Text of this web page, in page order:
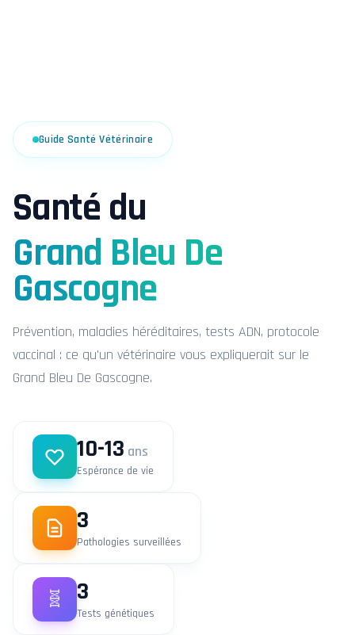
Guide Santé Vétérinaire
Santé du
Grand Bleu De
Gascogne
Prévention, maladies héréditaires, tests ADN, protocole
vaccinal : ce qu'un vétérinaire vous expliquerait sur le
Grand Bleu De Gascogne.
10-13 ans
Espérance de vie
3
Pathologies surveillées
🧬 3
Tests génétiques